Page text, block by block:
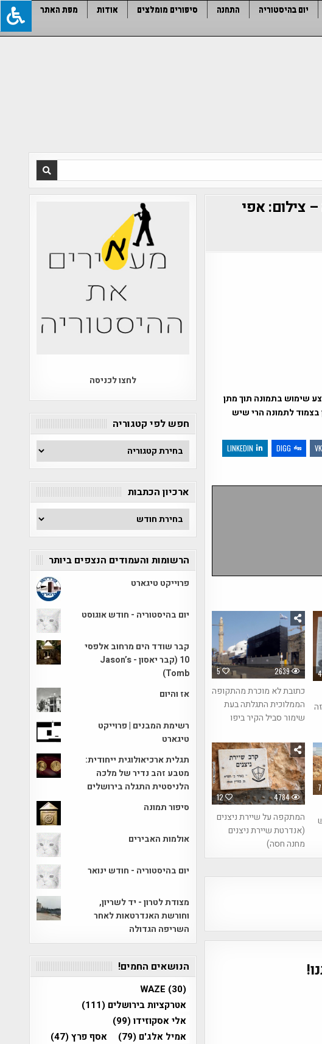
יום בהיסטוריה התחנה סיפורים מומלצים אודות
מפת האתר
צילום: אפי
שימוש בתמונה תוך מתן
בצמוד לתמונה הרי שיש
VK
DIGG
LINKEDIN
5 2639
כתובת לא מוכרת מהתקופה
הממלוכית התגלתה בעת
שימור סביל הקיר ביפו
4
12 4784
המתקפה על שיירת ניצנים
(אנדרטת שיירת ניצנים
מחנה חסה)
7
לחצו לכניסה
חפש לפי קטגוריה
חפש
לפי
קטגוריה
ארכיון הכתבות
ארכיון
הכתבות
הרשומות והעמודים הנצפים ביותר
פרוייקט טיגארט
יום בהיסטוריה - חודש אוגוסט
קבר שודד הים מרחוב אלפסי
10 (קבר יאסון - Jason’s
Tomb)
אז והיום
רשימת המבנים | פרוייקט
טיגארט
תגלית ארכיאולוגית ייחודית:
מטבע זהב נדיר של מלכה
הלניסטית התגלה בירושלים
סיפור תמונה
אולמות האבירים
יום בהיסטוריה - חודש ינואר
מצודת לטרון - יד לשריון,
וחורשת האנדרטאות לאחר
השריפה הגדולה
הנושאים החמים!
WAZE (30)
אטרקציות בירושלים (111)
אלי אסקוזידו(99)
אמיל אלג'ם (79) אסף פרץ(47)